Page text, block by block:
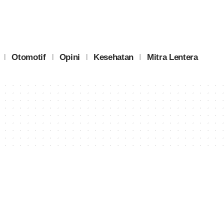
Otomotif Opini Kesehatan Mitra Lentera